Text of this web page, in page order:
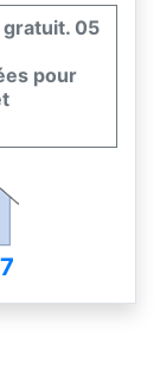
05
pour
-
par un